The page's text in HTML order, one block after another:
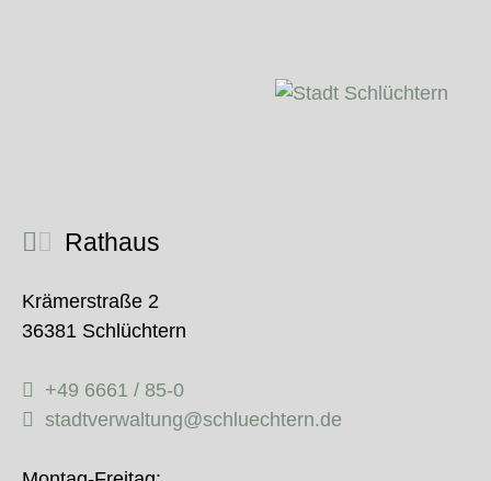
Rathaus
Krämerstraße 2
36381 Schlüchtern
+49 6661 / 85-0
stadtverwaltung@schluechtern.de